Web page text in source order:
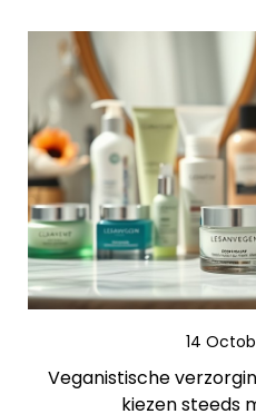
14
Veganistische
kiezen steeds